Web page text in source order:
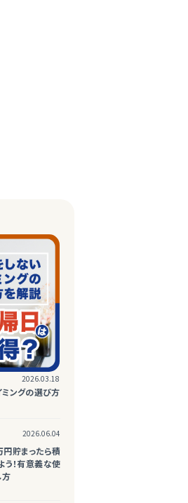
2026.03.18
ングの選び方
2026.06.04
貯まったら積
う！有意義な使
方